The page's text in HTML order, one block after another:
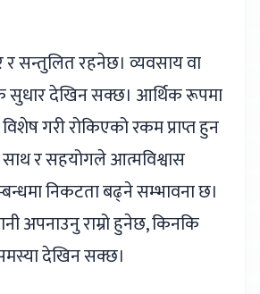
सन्तुलित रहनेछ। व्यवसाय वा
सुधार देखिन सक्छ। आर्थिक रूपमा
गरी रोकिएको रकम प्राप्त हुन
र सहयोगले आत्मविश्वास
निकटता बढ्ने सम्भावना छ।
अपनाउनु राम्रो हुनेछ, किनकि
देखिन सक्छ।